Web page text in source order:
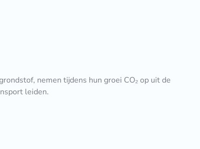
nemen tijdens hun groei CO₂ op uit de
leiden.